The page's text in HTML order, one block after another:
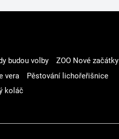
budou volby
ZOO Nové začátky
vera
Pěstování lichořeřišnice
koláč